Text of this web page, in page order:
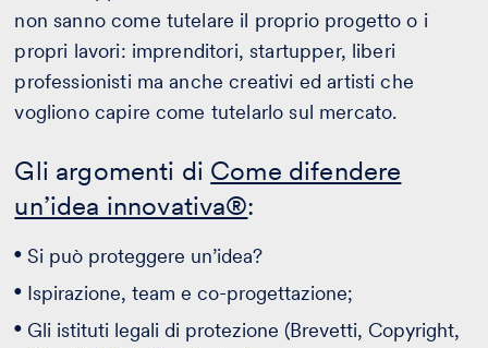
non sanno come tutelare il proprio progetto o i
propri lavori: imprenditori, startupper, liberi
professionisti ma anche creativi ed artisti che
vogliono capire come tutelarlo sul mercato.
Gli argomenti di Come difendere
un’idea innovativa®:
Si può proteggere un’idea?
Ispirazione, team e co-progettazione;
Gli istituti legali di protezione (Brevetti, Copyright,